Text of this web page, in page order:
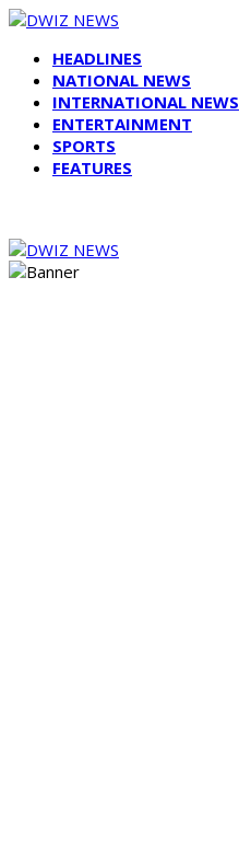
HEADLINES
NATIONAL NEWS
INTERNATIONAL NEWS
ENTERTAINMENT
SPORTS
FEATURES